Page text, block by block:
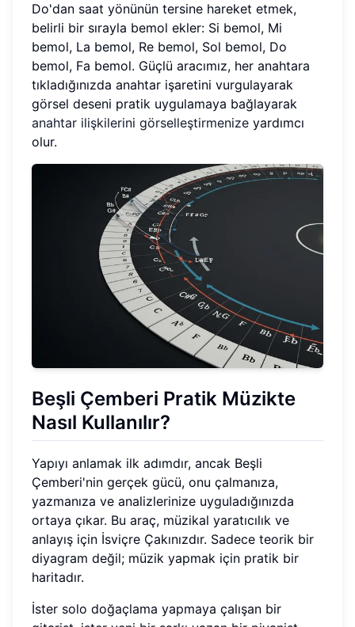
Do'dan saat yönünün tersine hareket etmek,
belirli bir sırayla bemol ekler: Si bemol, Mi
bemol, La bemol, Re bemol, Sol bemol, Do
bemol, Fa bemol. Güçlü aracımız, her anahtara
tıkladığınızda anahtar işaretini vurgulayarak
görsel deseni pratik uygulamaya bağlayarak
anahtar ilişkilerini görselleştirmenize yardımcı
olur.
Beşli Çemberi Pratik Müzikte
Nasıl Kullanılır?
Yapıyı anlamak ilk adımdır, ancak Beşli
Çemberi'nin gerçek gücü, onu çalmanıza,
yazmanıza ve analizlerinize uyguladığınızda
ortaya çıkar. Bu araç, müzikal yaratıcılık ve
anlayış için İsviçre Çakınızdır. Sadece teorik bir
diyagram değil; müzik yapmak için pratik bir
haritadır.
İster solo doğaçlama yapmaya çalışan bir